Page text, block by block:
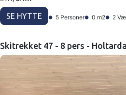
SE HYTTE 5 Personer 0 m2 2
Skitrekket 47 - 8 pers -